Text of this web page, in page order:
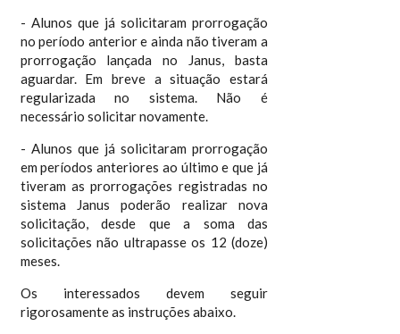
- Alunos que já solicitaram prorrogação
no período anterior e ainda não tiveram a
prorrogação lançada no Janus, basta
aguardar. Em breve a situação estará
regularizada no sistema. Não é
necessário solicitar novamente.
- Alunos que já solicitaram prorrogação
em períodos anteriores ao último e que já
tiveram as prorrogações registradas no
sistema Janus poderão realizar nova
solicitação, desde que a soma das
solicitações não ultrapasse os 12 (doze)
meses.
Os interessados devem seguir
rigorosamente as instruções abaixo.